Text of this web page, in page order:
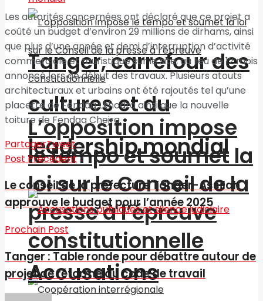
L’opposition impose
le tempo et soumet la
loi sur le Conseil de la
presse à l’épreuve
constitutionnelle
Tanger, carrefour des
cultures et du
leadership mondial
Accusations
Les autorités concernées ont déclaré que ce projet a
coûté un budget d’environ 29 millions de dirhams, ainsi
que plus d’une année et demi d’interruption d’activité
commerciale et touristique sur le site, au lieu de 12 mois
annoncé lors de début des travaux. Plusieurs atouts
architecturaux et urbains ont été rajoutés tel qu’une
placette de Fendaq Lkhodra ainsi que la nouvelle
toiture de Fendaq Chejra.
PartagerTweet
Post Précédent
Le conseil de la préfecture Tanger-Assilah
approuve le budget pour l’année 2025
Prochain Post
Tanger : Table ronde pour débattre autour de
projet de réforme du code de travail